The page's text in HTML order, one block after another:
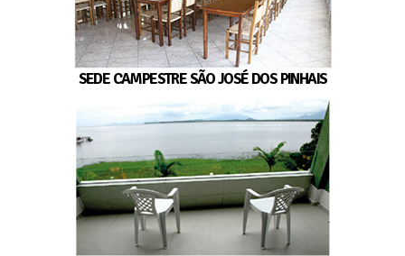
SEDE CAMPESTRE SÃO JOSÉ DOS PINHAIS